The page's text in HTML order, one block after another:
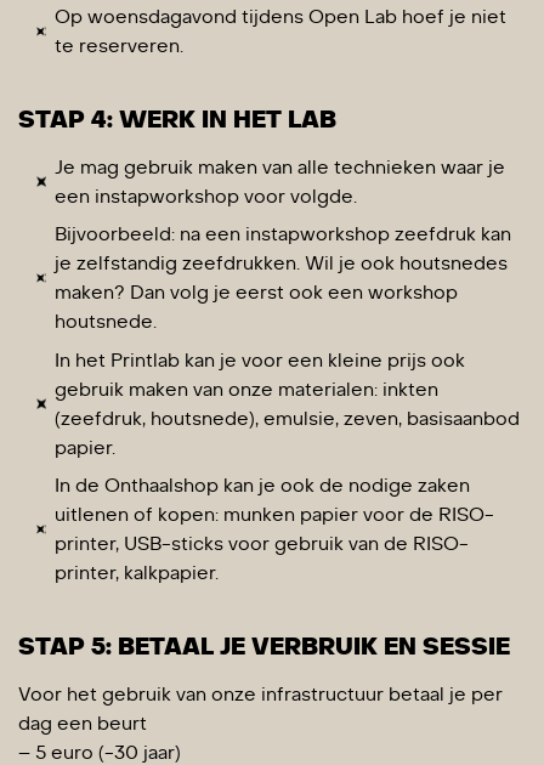
Op woensdagavond tijdens Open Lab hoef je niet
te reserveren.
STAP 4: WERK IN HET LAB
Je mag gebruik maken van alle technieken waar je
een instapworkshop voor volgde.
Bijvoorbeeld: na een instapworkshop zeefdruk kan
je zelfstandig zeefdrukken. Wil je ook houtsnedes
maken? Dan volg je eerst ook een workshop
houtsnede.
In het Printlab kan je voor een kleine prijs ook
gebruik maken van onze materialen: inkten
(zeefdruk, houtsnede), emulsie, zeven, basisaanbod
papier.
In de Onthaalshop kan je ook de nodige zaken
uitlenen of kopen: munken papier voor de RISO-
printer, USB-sticks voor gebruik van de RISO-
printer, kalkpapier.
STAP 5: BETAAL JE VERBRUIK EN SESSIE
Voor het gebruik van onze infrastructuur betaal je per
dag een beurt
– 5 euro (-30 jaar)